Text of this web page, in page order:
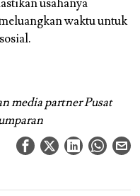
usahanya
waktu untuk
media partner Pusat